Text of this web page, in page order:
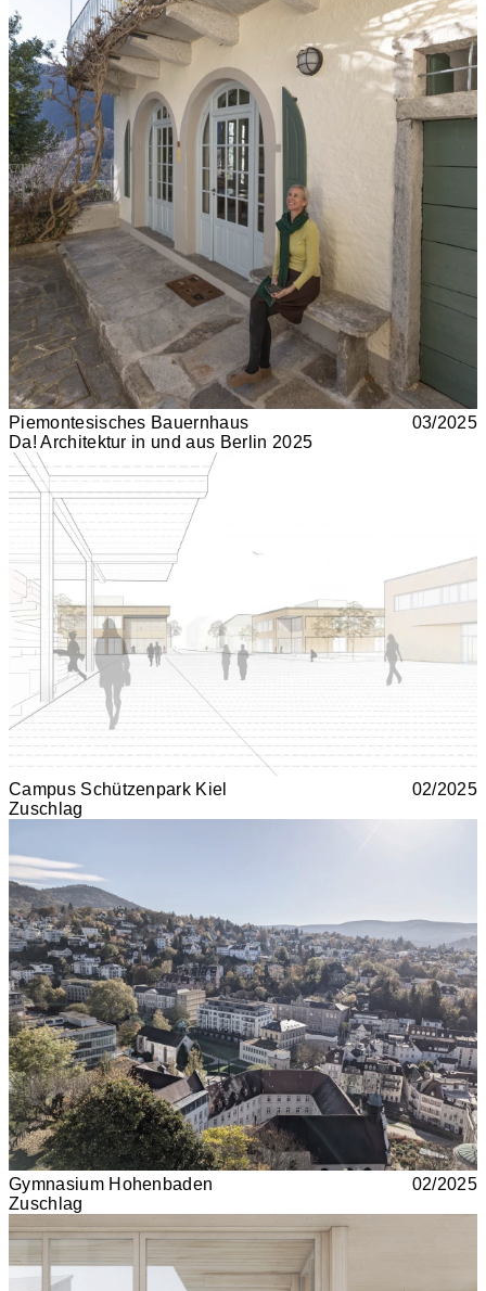
Piemontesisches Bauernhaus
Da! Architektur in und aus Berlin 2025
03/2025
Campus Schützenpark Kiel
Zuschlag
02/2025
Gymnasium Hohenbaden
Zuschlag
02/2025